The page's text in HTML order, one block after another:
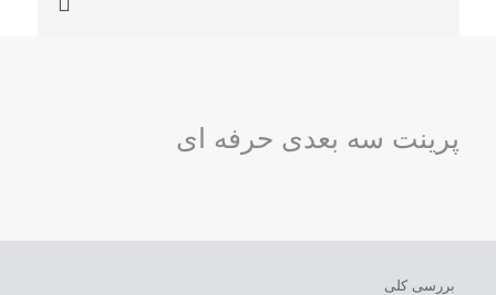
پرینت سه بعدی حرفه ای
بررسی کلی